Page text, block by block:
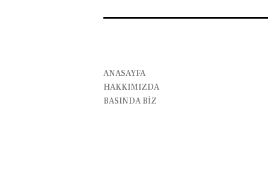
ANASAYFA
HAKKIMIZDA
BASINDA BİZ